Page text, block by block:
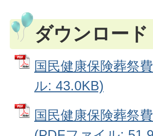
ダウンロード
国民健康保険葬祭
ル: 43.0KB)
国民健康保険葬祭